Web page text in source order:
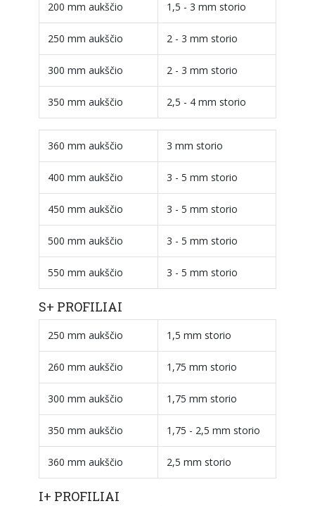
200 mm aukščio 1,5 - 3 mm storio
250 mm aukščio 2 - 3 mm storio
300 mm aukščio 2 - 3 mm storio
350 mm aukščio 2,5 - 4 mm storio
360 mm aukščio 3 mm storio
400 mm aukščio 3 - 5 mm storio
450 mm aukščio 3 - 5 mm storio
500 mm aukščio 3 - 5 mm storio
550 mm aukščio 3 - 5 mm storio
S+ PROFILIAI
250 mm aukščio 1,5 mm storio
260 mm aukščio 1,75 mm storio
300 mm aukščio 1,75 mm storio
350 mm aukščio 1,75 - 2,5 mm storio
360 mm aukščio 2,5 mm storio
I+ PROFILIAI